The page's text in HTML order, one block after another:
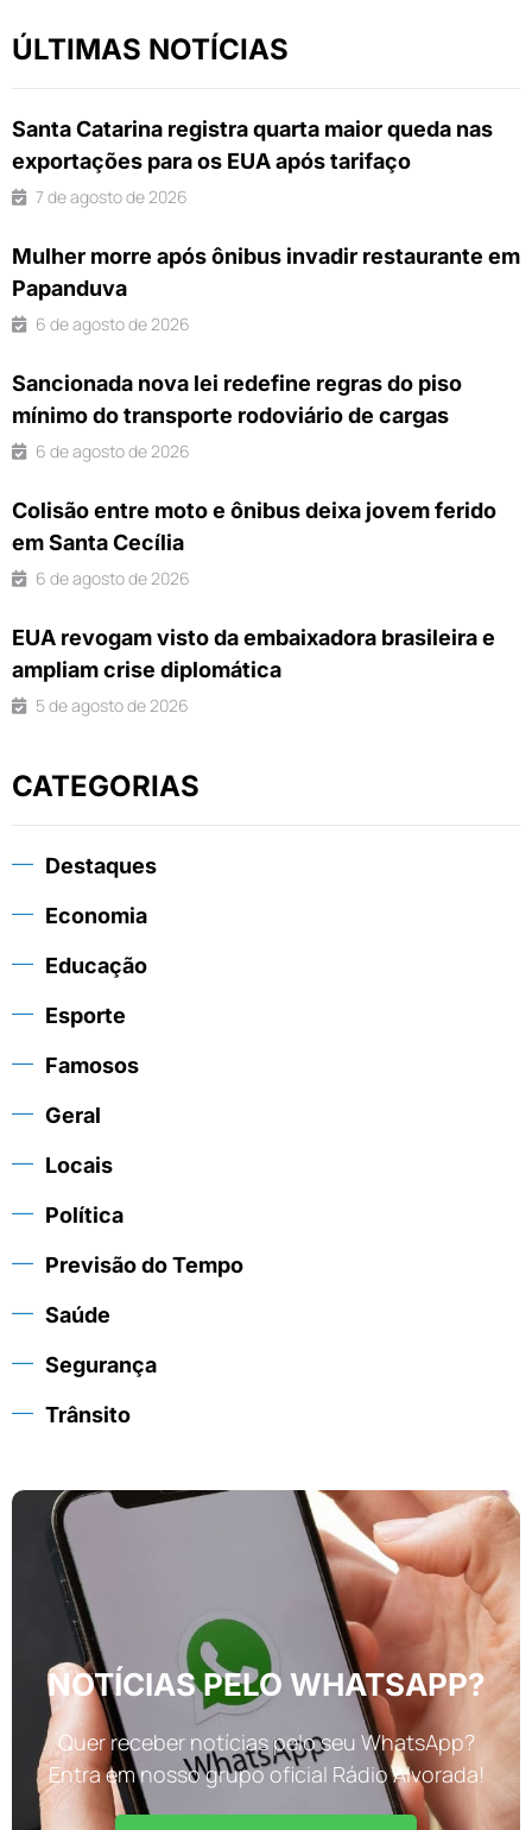
ÚLTIMAS NOTÍCIAS
Santa Catarina registra quarta maior queda nas
exportações para os EUA após tarifaço
7 de agosto de 2026
Mulher morre após ônibus invadir restaurante em
Papanduva
6 de agosto de 2026
Sancionada nova lei redefine regras do piso
mínimo do transporte rodoviário de cargas
6 de agosto de 2026
Colisão entre moto e ônibus deixa jovem ferido
em Santa Cecília
6 de agosto de 2026
EUA revogam visto da embaixadora brasileira e
ampliam crise diplomática
5 de agosto de 2026
CATEGORIAS
Destaques
Economia
Educação
Esporte
Famosos
Geral
Locais
Política
Previsão do Tempo
Saúde
Segurança
Trânsito
NOTÍCIAS PELO WHATSAPP?
Quer receber notícias pelo seu WhatsApp?
Entra em nosso grupo oficial Rádio Alvorada!